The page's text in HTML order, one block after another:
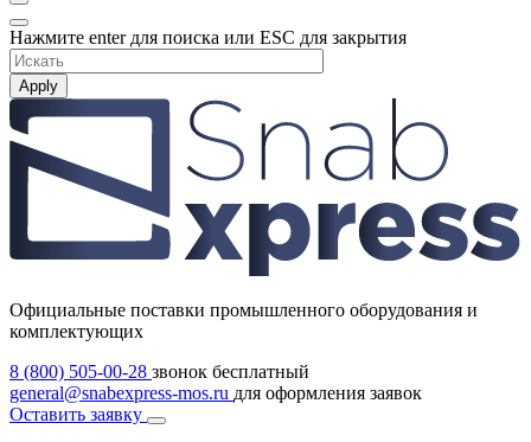
Нажмите enter для поиска или ESC для закрытия
Apply
Официальные поставки промышленного оборудования и
комплектующих
8 (800) 505-00-28 звонок бесплатный
general@snabexpress-mos.ru для оформления заявок
Оставить заявку